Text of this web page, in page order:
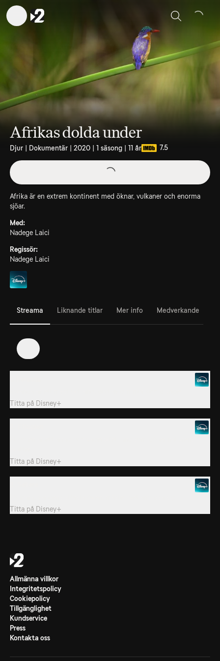
Sök
Afrikas dolda under
Djur | Dokumentär | 2020 | 1 säsong | 11 år 7.5
Afrika är en extrem kontinent med öknar, vulkaner och enorma
sjöar.
Med:
Nadege Laici
Regissör:
Nadege Laici
Streama Liknande titlar Mer info Medverkande
Titta på Disney+
Titta på Disney+
Titta på Disney+
Allmänna villkor
Integritetspolicy
Cookiepolicy
Tillgänglighet
Kundservice
Press
Kontakta oss